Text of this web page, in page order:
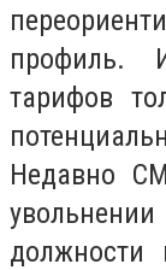
профиль.
тарифов
Недавно
должности